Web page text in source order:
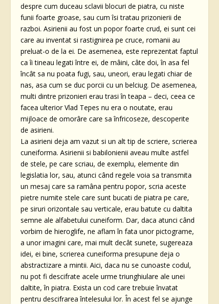
despre cum duceau sclavii blocuri de piatra, cu niste
funii foarte groase, sau cum îsi tratau prizonierii de
razboi. Asirienii au fost un popor foarte crud, ei sunt cei
care au inventat si rastignirea pe cruce, romanii au
preluat-o de la ei. De asemenea, este reprezentat faptul
ca îi tineau legati între ei, de mâini, câte doi, în asa fel
încât sa nu poata fugi, sau, uneori, erau legati chiar de
nas, asa cum se duc porcii cu un belciug. De asemenea,
multi dintre prizonieri erau trasi în teapa – deci, ceea ce
facea ulterior Vlad Tepes nu era o noutate, erau
mijloace de omorâre care sa înfricoseze, descoperite
de asirieni.
La asirieni deja am vazut si un alt tip de scriere, scrierea
cuneiforma. Asirienii si babilonienii aveau multe astfel
de stele, pe care scriau, de exemplu, elemente din
legislatia lor, sau, atunci când regele voia sa transmita
un mesaj care sa ramâna pentru popor, scria aceste
pietre numite stele care sunt bucati de piatra pe care,
pe siruri orizontale sau verticale, erau batute cu daltita
semne ale alfabetului cuneiform. Dar, daca atunci când
vorbim de hieroglife, ne aflam în fata unor pictograme,
a unor imagini care, mai mult decât sunete, sugereaza
idei, ei bine, scrierea cuneiforma presupune deja o
abstractizare a mintii. Aici, daca nu se cunoaste codul,
nu pot fi descifrate acele urme triunghiulare ale unei
daltite, în piatra. Exista un cod care trebuie învatat
pentru descifrarea întelesului lor. În acest fel se ajunge